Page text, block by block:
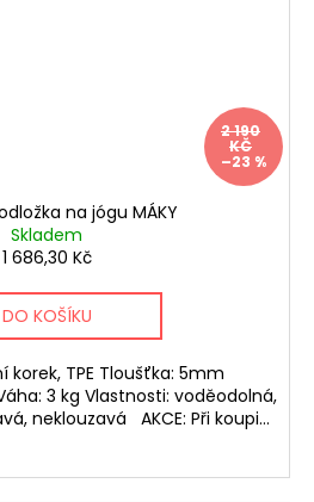
2 190
KČ
–23 %
na jógu MÁKY
Skladem
1 686,30 Kč
DO KOŠÍKU
korek, TPE Tloušťka: 5mm
3 kg Vlastnosti: voděodolná,
neklouzavá AKCE: Při koupi...